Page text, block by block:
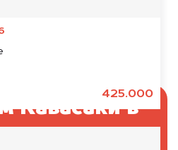
425.000
Кавасаки в